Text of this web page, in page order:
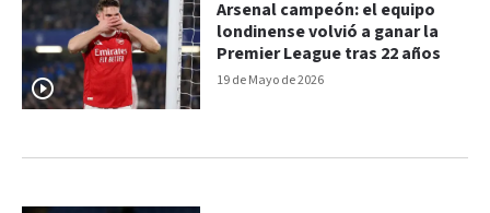
19 de Mayo de 2026
Arsenal campeón: el equipo
londinense volvió a ganar la
Premier League tras 22 años